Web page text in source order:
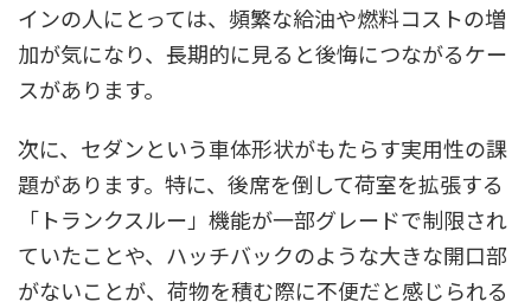
インの人にとっては、頻繁な給油や燃料コストの増
加が気になり、長期的に見ると後悔につながるケー
スがあります。
次に、セダンという車体形状がもたらす実用性の課
題があります。特に、後席を倒して荷室を拡張する
「トランクスルー」機能が一部グレードで制限され
ていたことや、ハッチバックのような大きな開口部
がないことが、荷物を積む際に不便だと感じられる